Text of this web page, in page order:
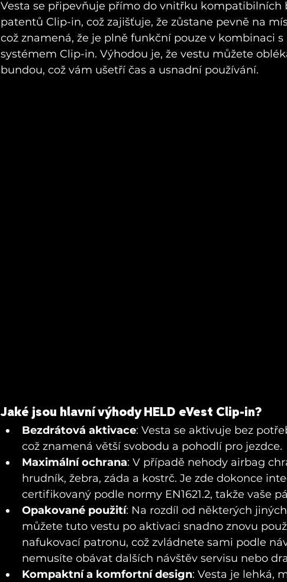
Vesta se připevňuje přímo do vnitřku kompatibilních
patentů Clip-in, což zajišťuje, že zůstane pevně na
což znamená, že je plně funkční pouze v kombinaci
systémem Clip-in. Výhodou je, že vestu můžete
bundou, což vám ušetří čas a usnadní používání.
Jaké jsou hlavní výhody HELD eVest Clip-in?
Bezdrátová aktivace: Vesta se aktivuje bez
což znamená větší svobodu a pohodlí pro jezdce.
Maximální ochrana: V případě nehody airbag
hrudník, žebra, záda a kostrč. Je zde dokonce
certifikovaný podle normy EN1621.2, takže vaše
Opakované použití: Na rozdíl od některých
můžete tuto vestu po aktivaci snadno znovu
nafukovací patronu, což zvládnete sami podle
nemusíte obávat dalších návštěv servisu nebo
Kompaktní a komfortní design: Vesta je lehká,